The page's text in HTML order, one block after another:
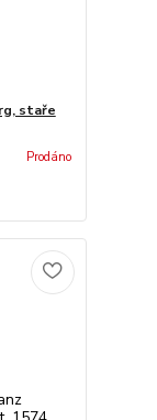
staře
Prodáno